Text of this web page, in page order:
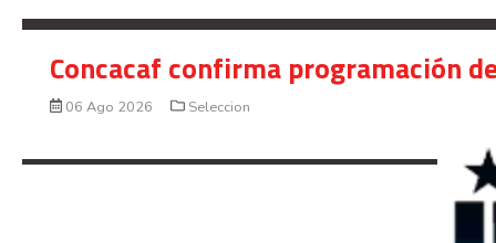
Concacaf confirma programación
06 Ago 2026 Seleccion